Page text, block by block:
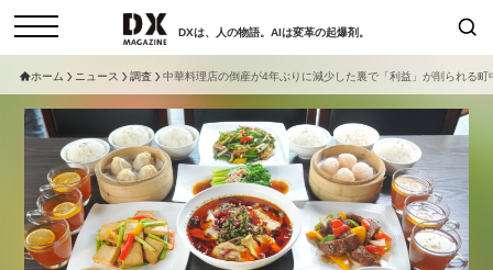
DXは、人の物語。AIは変革の起爆剤。
コラム インタビュー
セミナー ニュース
サービスメニュー 日本オムニチャネル協会
トップページ
検索
現在開催予定のセミナー
ホーム ニュース 調査 中華料理店の倒産が4年ぶりに減少した裏で「利益」が削られる